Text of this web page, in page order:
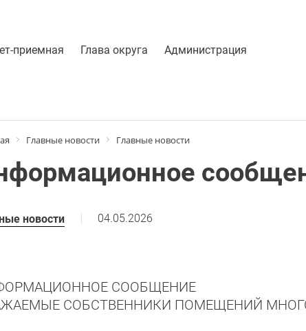
приемная Глава округа Администрация
Главные новости Главные новости
новости 04.05.2026
СООБЩЕНИЕ
СОБСТВЕННИКИ ПОМЕЩЕНИЙ